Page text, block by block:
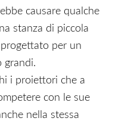
causare qualche
stanza di piccola
per un
grandi.
i proiettori che a
con le sue
nella stessa